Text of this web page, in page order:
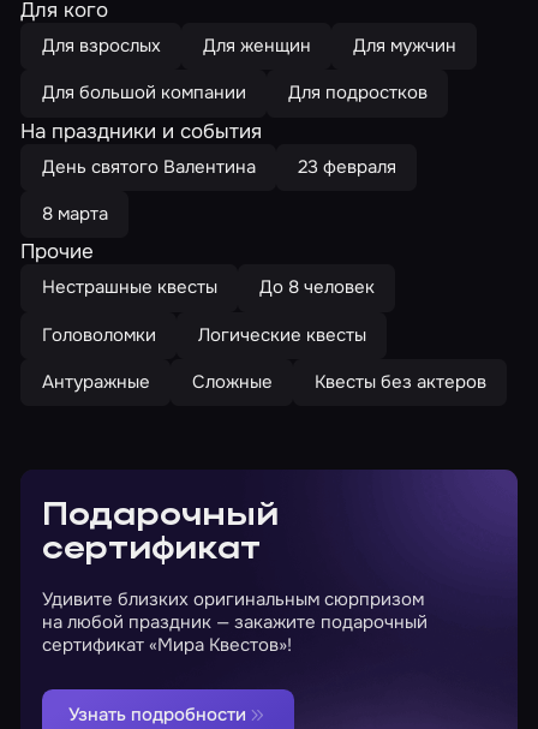
Для кого
Для взрослых Для женщин
Для мужчин
Для большой компании
Для подростков
На праздники и события
День святого Валентина
23 февраля
8 марта
Прочие
Нестрашные квесты
До 8 человек
Головоломки
Логические квесты
Антуражные
Сложные Квесты без актеров
Подарочный
сертификат
Удивите близких оригинальным сюрпризом
на любой праздник — закажите подарочный
сертификат «Мира Квестов»!
Узнать подробности